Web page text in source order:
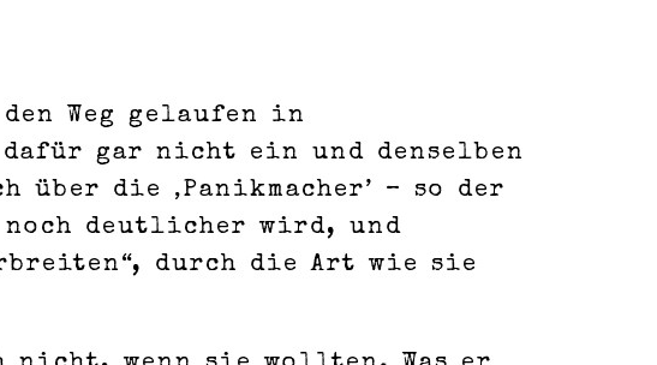
Weg gelaufen in
dafür gar nicht ein und denselben
die ‚Panikmacher’ – so der
noch deutlicher wird, und
durch die Art wie sie